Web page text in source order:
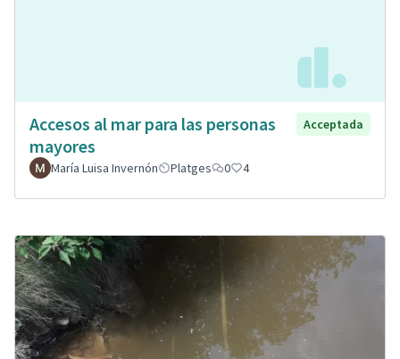
Accesos al mar para las personas
mayores
Acceptada
María Luisa Invernón Platges 0 4